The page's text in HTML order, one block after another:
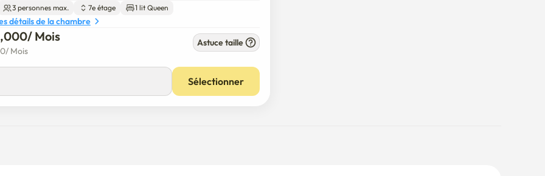
SONT PAS fournis. Apportez votre linge, vos serviettes et
Sangam, Incheon, Anyang et les aéroports (le
3 personnes max. 7e étage 1 lit Queen
détails de la chambre
/ Mois
/ Mois
Astuce taille
Sélectionner